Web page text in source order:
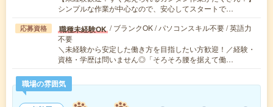
シンプルな作業が中心なので、安心してスタートで…
応募資格 職種未経験OK / ブランクOK / パソコンスキル不要 / 英語力
不要
＼未経験から安定した働き方を目指したい方歓迎！／経験・
資格・学歴は問いません◎「そろそろ腰を据えて働…
職場の雰囲気